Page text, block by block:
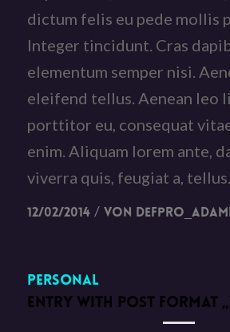
dictum felis eu pede mollis
Integer tincidunt. Cras
elementum semper nisi.
eleifend tellus. Aenean leo
porttitor eu, consequat
enim. Aliquam lorem ante,
viverra quis, feugiat a, tellus.
12/02/2014 / von DefPro_Adami
Personal
ENTRY WITH POST FORMAT